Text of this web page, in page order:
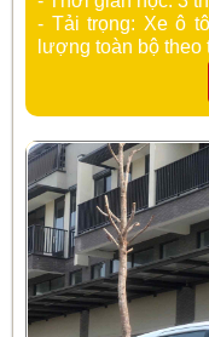
- Tải trọng: Xeô
lượng toàn bộ theo